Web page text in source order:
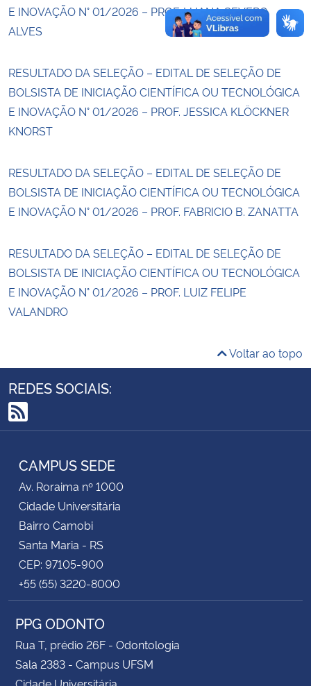
E INOVAÇÃO N° 01/2026 – PROF. LUANA SEVERO
ALVES
RESULTADO DA SELEÇÃO – EDITAL DE SELEÇÃO DE
BOLSISTA DE INICIAÇÃO CIENTÍFICA OU TECNOLÓGICA
E INOVAÇÃO N° 01/2026 – PROF. JESSICA KLÖCKNER
KNORST
RESULTADO DA SELEÇÃO – EDITAL DE SELEÇÃO DE
BOLSISTA DE INICIAÇÃO CIENTÍFICA OU TECNOLÓGICA
E INOVAÇÃO N° 01/2026 – PROF. FABRICIO B. ZANATTA
RESULTADO DA SELEÇÃO – EDITAL DE SELEÇÃO DE
BOLSISTA DE INICIAÇÃO CIENTÍFICA OU TECNOLÓGICA
E INOVAÇÃO N° 01/2026 – PROF. LUIZ FELIPE
VALANDRO
Voltar ao topo
REDES SOCIAIS:
RSS
CAMPUS SEDE
Av. Roraima nº 1000
Cidade Universitária
Bairro Camobi
Santa Maria - RS
CEP: 97105-900
+55 (55) 3220-8000
PPG ODONTO
Rua T, prédio 26F - Odontologia
Sala 2383 - Campus UFSM
Cidade Universitária